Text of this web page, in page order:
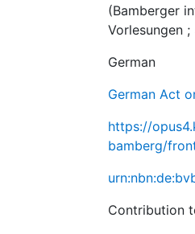
(Bamberger
Vorlesungen
German
German Act
https://
bamberg/
Contribution